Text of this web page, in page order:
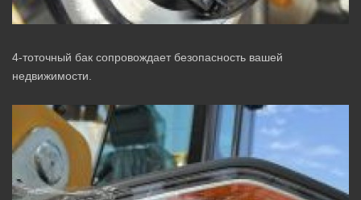
4-тоточный бак сопровождает безопасность вашей
недвижимости.